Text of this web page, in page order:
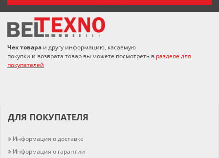
Чек товара и другу информацию, касаемую
покупки и возврата товар вы можете посмотреть в разделе для
покупателей
ДЛЯ ПОКУПАТЕЛЯ
Информация о доставке
Информация о гарантии